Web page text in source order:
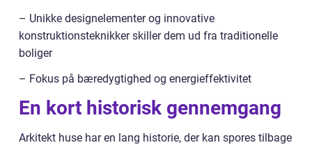
– Unikke designelementer og innovative
konstruktionsteknikker skiller dem ud fra traditionelle
boliger
– Fokus på bæredygtighed og energieffektivitet
En kort historisk gennemgang
Arkitekt huse har en lang historie, der kan spores tilbage